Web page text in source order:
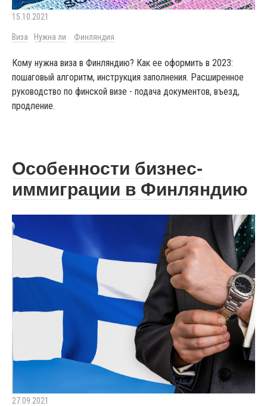
15.10.2021
Виза Нужна ли Финляндия
Кому нужна виза в Финляндию? Как ее оформить в 2023:
пошаговый алгоритм, инструкция заполнения. Расширенное
руководство по финской визе - подача документов, въезд,
продление.
Особенности бизнес-
иммиграции в Финляндию
27.09.2021